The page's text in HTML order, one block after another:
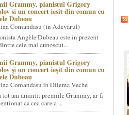
Grammy, pianistul Grigory
si un concert iesit din comun cu
Dubeau
Comandasu (in Adevarul)
Angèle Dubeau este in prezent
cele mai cunoscut...
Grammy, pianistul Grigory
și un concert ieșit din comun cu
Dubeau
Comandasu in Dilema Veche
tot am amintit premiile Grammy, ar fi
ca cea care a ...